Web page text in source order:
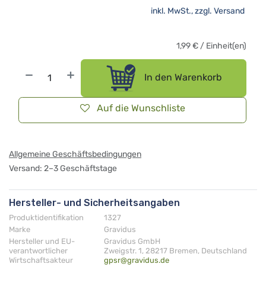
In den Warenkorb
Auf die Wunschliste
inkl. MwSt., zzgl. Versand
1,99€ / Einheit(en)
Allgemeine Geschäftsbedingungen
Versand: 2–3 Geschäftstage
Hersteller- und Sicherheitsangaben
Produktidentifikation
1327
Marke
Gravidus
Hersteller und EU-
verantwortlicher
Wirtschaftsakteur
Gravidus GmbH
Zweigstr. 1, 28217 Bremen, Deutschland
gpsr@gravidus.de